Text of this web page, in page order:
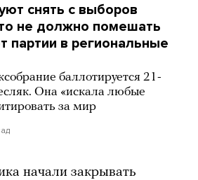
снять с выборов
не должно помешать
партии в региональные
баллотируется 21-
Она «искала любые
за мир
начали закрывать